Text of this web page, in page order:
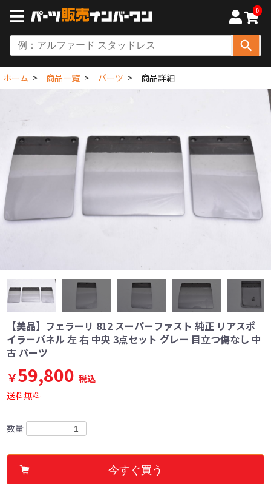
0
ホーム 商品一覧 パーツ 商品詳細
【美品】フェラーリ 812 スーパーファスト 純正 リアスポ
イラーパネル 左 右 中央 3点セット グレー 目立つ傷なし 中
古 パーツ
￥59,800 税込
送料無料
数量
今すぐ買う